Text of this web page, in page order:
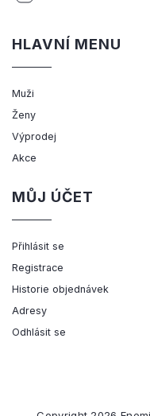
HLAVNÍ MENU
Muži
Ženy
Výprodej
Akce
MŮJ ÚČET
Přihlásit se
Registrace
Historie objednávek
Adresy
Odhlásit se